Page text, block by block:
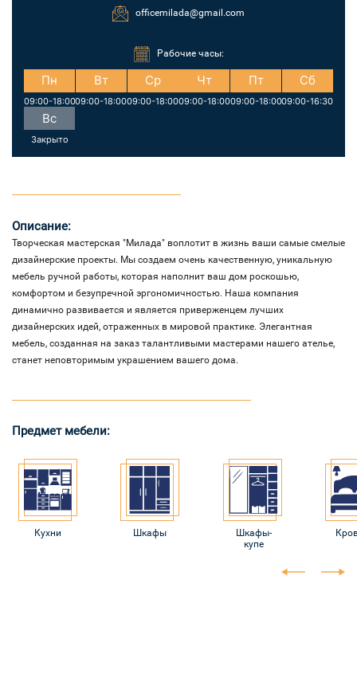
officemilada@gmail.com
Рабочие часы:
Пн
09:00-18:00
Вт
09:00-18:00
Ср
09:00-18:00
Чт
09:00-18:00
Пт
09:00-18:00
Сб
09:00-16:30
Вс
Закрыто
Описание:
Творческая мастерская "Милада" воплотит в жизнь ваши самые смелые
дизайнерские проекты. Мы создаем очень качественную, уникальную
мебель ручной работы, которая наполнит ваш дом роскошью,
комфортом и безупречной эргономичностью. Наша компания
динамично развивается и является приверженцем лучших
дизайнерских идей, отраженных в мировой практике. Элегантная
мебель, созданная на заказ талантливыми мастерами нашего ателье,
станет неповторимым украшением вашего дома.
Предмет мебели:
Кухни Шкафы
Шкафы-
купе